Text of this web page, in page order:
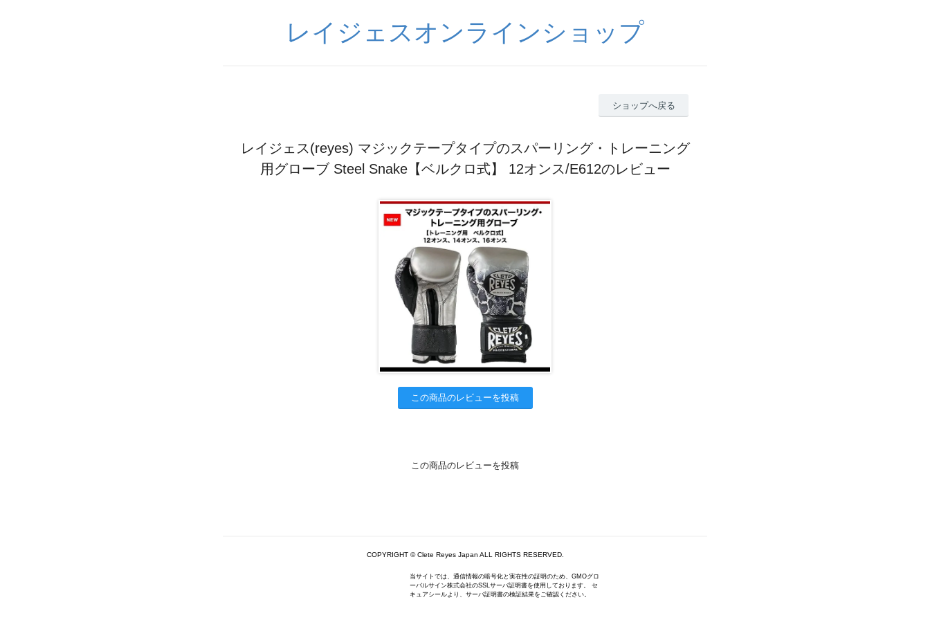
レイジェスオンラインショップ
ショップへ戻る
レイジェス(reyes) マジックテープタイプのスパーリング・トレーニング
用グローブ Steel Snake【ベルクロ式】 12オンス/E612のレビュー
この商品のレビューを投稿
この商品のレビューを投稿
COPYRIGHT © Clete Reyes Japan ALL RIGHTS RESERVED.
当サイトでは、通信情報の暗号化と実在性の証明のため、GMOグロ
ーバルサイン株式会社のSSLサーバ証明書を使用しております。 セ
キュアシールより、サーバ証明書の検証結果をご確認ください。